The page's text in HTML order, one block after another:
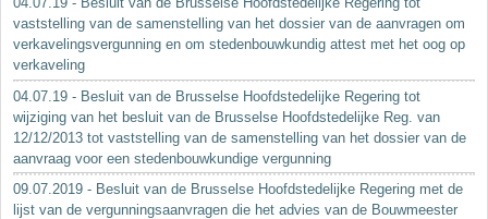
vaststelling van de samenstelling van het dossier van de aanvragen om
verkavelingsvergunning en om stedenbouwkundig attest met het oog op
verkaveling
04.07.19 - Besluit van de Brusselse Hoofdstedelijke Regering tot
wijziging van het besluit van de Brusselse Hoofdstedelijke Reg. van
12/12/2013 tot vaststelling van de samenstelling van het dossier van de
aanvraag voor een stedenbouwkundige vergunning
09.07.2019 - Besluit van de Brusselse Hoofdstedelijke Regering met de
lijst van de vergunningsaanvragen die het advies van de Bouwmeester